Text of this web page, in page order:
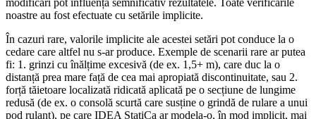
noastre au fost efectuate cu setările implicite.
În cazuri rare, valorile implicite ale acestei setări pot conduce la o
cedare care altfel nu s-ar produce. Exemple de scenarii rare ar putea
fi: 1. grinzi cu înălțime excesivă (de ex. 1,5+ m), care duc la o
distanță prea mare față de cea mai apropiată discontinuitate, sau 2.
forță tăietoare localizată ridicată aplicată pe o secțiune de lungime
redusă (de ex. o consolă scurtă care susține o grindă de rulare a unui
pod rulant), pe care IDEA StatiCa ar modela-o, în mod implicit, mai